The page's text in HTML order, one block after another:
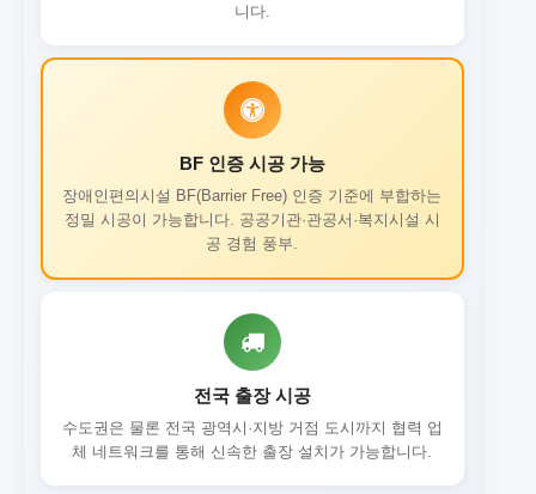
니다.
BF 인증 시공 가능
장애인편의시설 BF(Barrier Free) 인증 기준에 부합하는
정밀 시공이 가능합니다. 공공기관·관공서·복지시설 시
공 경험 풍부.
전국 출장 시공
수도권은 물론 전국 광역시·지방 거점 도시까지 협력 업
체 네트워크를 통해 신속한 출장 설치가 가능합니다.